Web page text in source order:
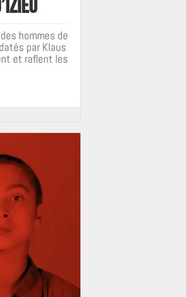
hommes de
par Klaus
et raflent les